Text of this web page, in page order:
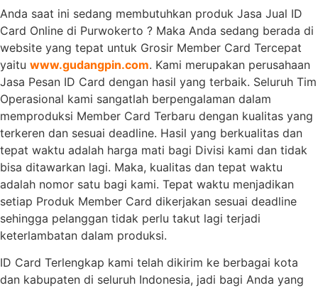
Anda saat ini sedang membutuhkan produk Jasa Jual ID
Card Online di Purwokerto ? Maka Anda sedang berada di
website yang tepat untuk Grosir Member Card Tercepat
yaitu www.gudangpin.com. Kami merupakan perusahaan
Jasa Pesan ID Card dengan hasil yang terbaik. Seluruh Tim
Operasional kami sangatlah berpengalaman dalam
memproduksi Member Card Terbaru dengan kualitas yang
terkeren dan sesuai deadline. Hasil yang berkualitas dan
tepat waktu adalah harga mati bagi Divisi kami dan tidak
bisa ditawarkan lagi. Maka, kualitas dan tepat waktu
adalah nomor satu bagi kami. Tepat waktu menjadikan
setiap Produk Member Card dikerjakan sesuai deadline
sehingga pelanggan tidak perlu takut lagi terjadi
keterlambatan dalam produksi.
ID Card Terlengkap kami telah dikirim ke berbagai kota
dan kabupaten di seluruh Indonesia, jadi bagi Anda yang